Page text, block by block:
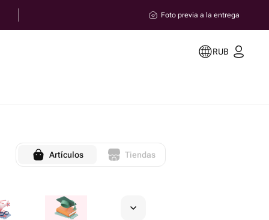
Foto previa a la entrega
RUB
Artículos Tiendas